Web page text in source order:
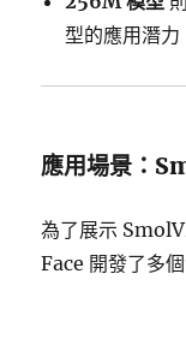
型的應用潛力
應用場景：
為了展示
Face 開發了多